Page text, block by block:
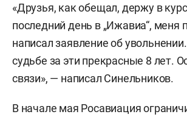
«Друзья, как обещал, держу в
последний день в „Ижавиа“, меня
написал заявление об
судьбе за эти прекрасные 8 лет.
связи», — написал Синельников.
В начале мая Росавиация